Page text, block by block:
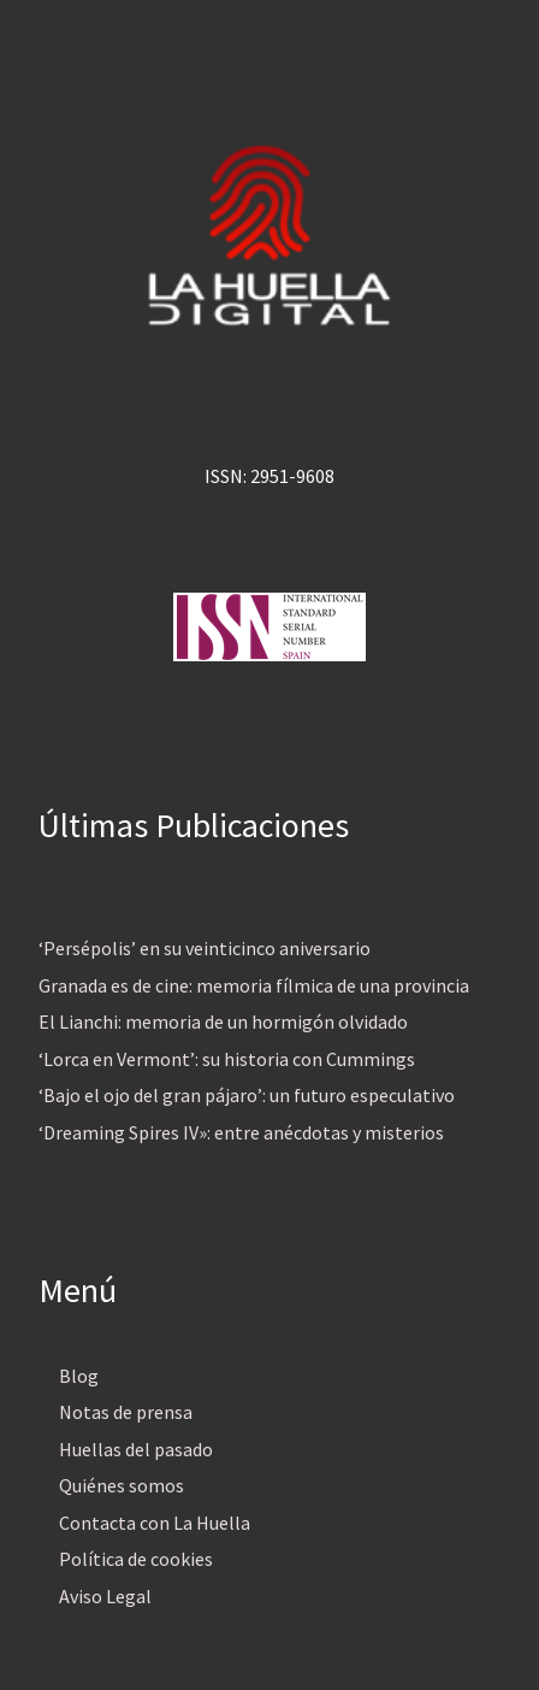
ISSN: 2951-9608
Últimas Publicaciones
‘Persépolis’ en su veinticinco aniversario
Granada es de cine: memoria fílmica de una provincia
El Lianchi: memoria de un hormigón olvidado
‘Lorca en Vermont’: su historia con Cummings
‘Bajo el ojo del gran pájaro’: un futuro especulativo
‘Dreaming Spires IV»: entre anécdotas y misterios
Menú
Blog
Notas de prensa
Huellas del pasado
Quiénes somos
Contacta con La Huella
Política de cookies
Aviso Legal